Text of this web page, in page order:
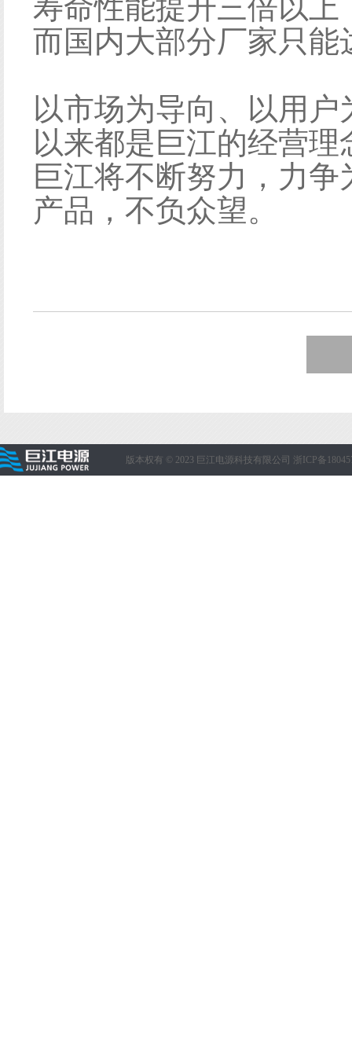
寿命性能提升三倍以
而国内大部分厂家只能
以市场为导向、以用
以来都是巨江的经营
巨江将不断努力，力
产品，不负众望。
版本权有 © 2023 巨江电源科技有限公司 浙ICP备